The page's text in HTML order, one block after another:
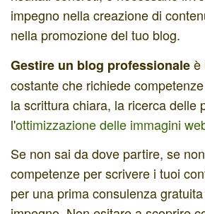
impegno nella creazione di
nella promozione del tuo blog.
Gestire un blog professionaleè
costante che richiede
la scrittura chiara, la ricerca delle
l'ottimizzazione delle immagini
Se non sai da dove partire, se
competenze per scrivere i tuoi
per una prima consulenza